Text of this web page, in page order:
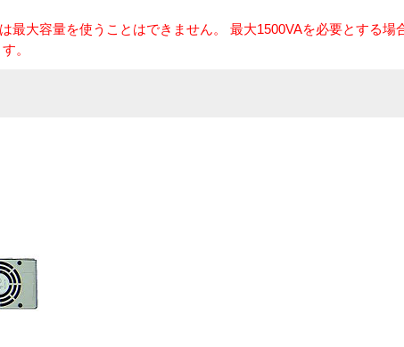
最大容量を使うことはできません。 最大1500VAを必要とする場
。